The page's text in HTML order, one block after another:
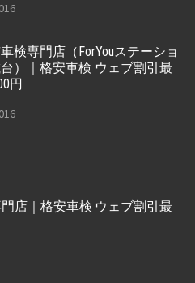
検専門店（ForYouステーショ
）｜格安車検 ウェブ割引最
円
店｜格安車検 ウェブ割引最